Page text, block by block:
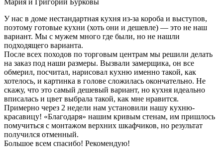
У нас в доме нестандартная кухня из-за короба и выступов,
поэтому готовые кухни (хоть они и дешевле) — это не наш
вариант. Мы с мужем много где были, но не нашли
подходящего варианта.
После всех походов по торговым центрам мы решили делать
на заказ под наши размеры. Вызвали замерщика, он все
обмерил, посчитал, нарисовал кухню именно такой, как
хотелось, и картинка в голове сложилась окончательно. Не
скажу, что это самый дешевый вариант, но кухня идеально
вписалась и цвет выбрала такой, как мне нравится.
Примерно через 2 недели нам установили нашу кухню-
красавицу! «Благодаря» нашим кривым стенам, им пришлось
помучиться с монтажом верхних шкафчиков, но результат
получился отменный.
Большое всем спасибо! Рекомендую!